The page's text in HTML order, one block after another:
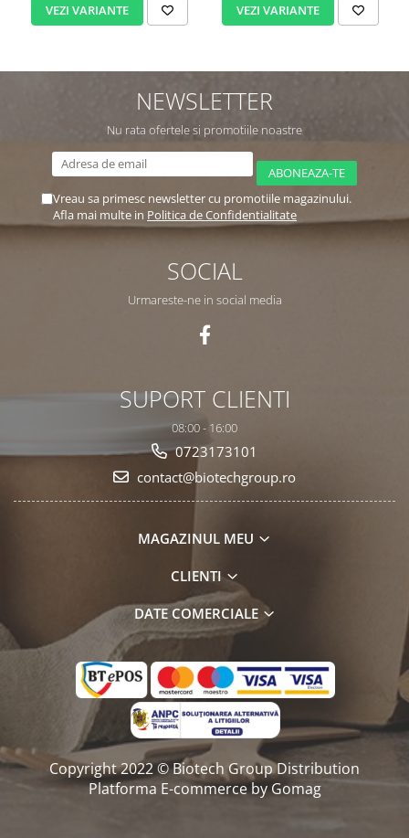
VEZI VARIANTE VEZI VARIANTE
NEWSLETTER
Nu rata ofertele si promotiile noastre
Vreau sa primesc newsletter cu promotiile magazinului.
Afla mai multe in Politica de Confidentialitate
SOCIAL
Urmareste-ne in social media
SUPORT CLIENTI
08:00 - 16:00
0723173101
contact@biotechgroup.ro
MAGAZINUL MEU
CLIENTI
DATE COMERCIALE
Copyright 2022 © Biotech Group Distribution
Platforma E-commerce by Gomag